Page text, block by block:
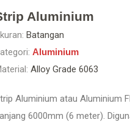
Aluminium
Batangan
Aluminium
Alloy Grade 6063
Aluminium atau Aluminium
6000mm (6 meter).